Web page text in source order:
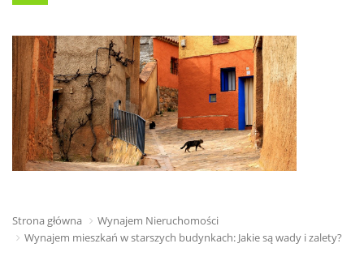
Strona główna
Wynajem Nieruchomości
Wynajem mieszkań w starszych budynkach: Jakie są wady i zalety?